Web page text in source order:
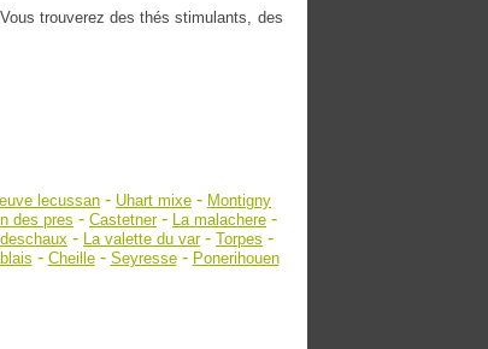
trouverez des thés stimulants, des
lecussan - Uhart mixe - Montigny
des pres - Castetner- La malachere -
- La valette du var- Torpes -
- Cheille- Seyresse- Ponerihouen